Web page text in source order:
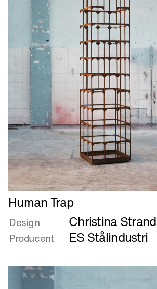
Læs
mere
om
Human
Trap
Human Trap
Design Christina Strand
Producent ES Stålindustri